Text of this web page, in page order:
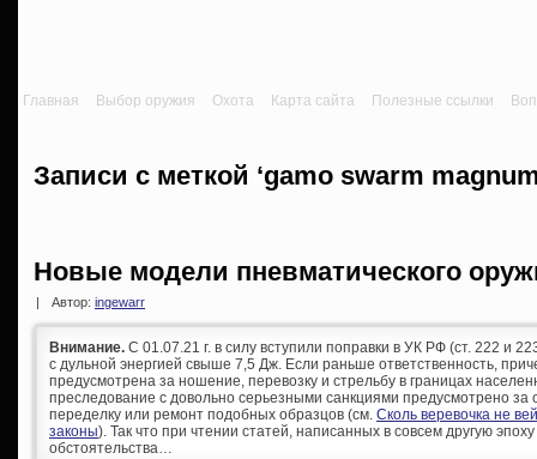
Главная Выбор оружия Охота Карта сайта Полезные ссылки
Записи с меткой ‘gamo swarm
Новые модели пневматического
Автор: ingewarr
Внимание. С 01.07.21 г. в силу вступили поправки в УК РФ (ст. 222 и
с дульной энергией свыше 7,5 Дж. Если раньше ответственность,
предусмотрена за ношение, перевозку и стрельбу в границах
преследование с довольно серьезными санкциями предусмотрено за
переделку или ремонт подобных образцов (см. Сколь веревочка не
законы). Так что при чтении статей, написанных в совсем другую
обстоятельства…